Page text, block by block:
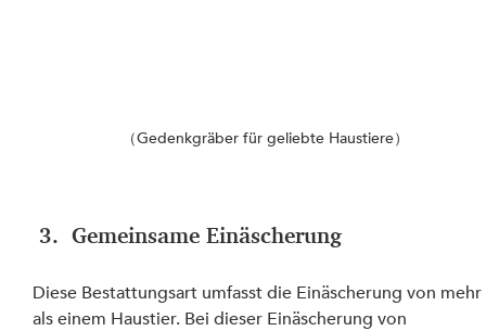
（Gedenkgräber für geliebte Haustiere）
3.  Gemeinsame Einäscherung
Diese Bestattungsart umfasst die Einäscherung von mehr
als einem Haustier. Bei dieser Einäscherung von